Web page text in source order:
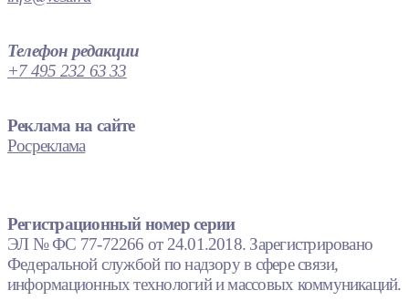
Телефон редакции
+7 495 232 63 33
Реклама на сайте
Росреклама
Регистрационный номер серии
ЭЛ № ФС 77-72266 от 24.01.2018. Зарегистрировано
Федеральной службой по надзору в сфере связи,
информационных технологий и массовых коммуникаций.